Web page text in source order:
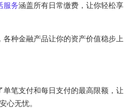
服务涵盖所有日常缴费，让你轻松享
种金融产品让你的资产价值稳步上
单笔支付和每日支付的最高限额，让
心无忧。